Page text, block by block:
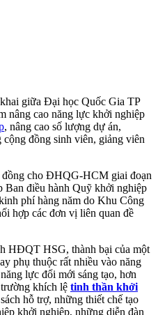
giữa Đại học Quốc Gia TP
nâng cao năng lực khởi nghiệp
, nâng cao số lượng dự án,
cộng đồng sinh viên, giảng viên
đồng cho ĐHQG-HCM giai đoạn
Ban điều hành Quỹ khởi nghiệp
phí hàng năm do Khu Công
hợp các đơn vị liên quan đề
HĐQT HSG, thành bại của một
phụ thuộc rất nhiều vào năng
lực đổi mới sáng tạo, hơn
khích lệ tinh thần khởi
hỗ trợ, những thiết chế tạo
khởi nghiệp, những diễn đàn